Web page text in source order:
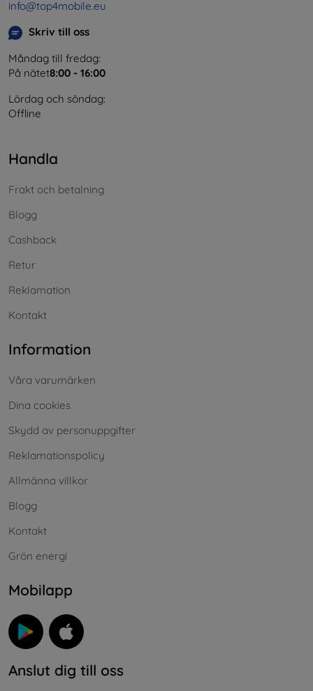
info@top4mobile.eu
Skriv till oss
Måndag till fredag:
På nätet8:00 - 16:00
Lördag och söndag:
Offline
Handla
Frakt och betalning
Blogg
Cashback
Retur
Reklamation
Kontakt
Information
Våra varumärken
Dina cookies
Skydd av personuppgifter
Reklamationspolicy
Allmänna villkor
Blogg
Kontakt
Grön energi
Mobilapp
Anslut dig till oss